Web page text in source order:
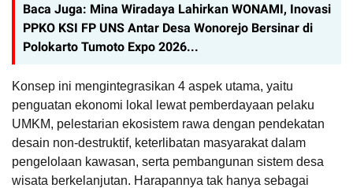
Baca Juga: Mina Wiradaya Lahirkan WONAMI, Inovasi
PPKO KSI FP UNS Antar Desa Wonorejo Bersinar di
Polokarto Tumoto Expo 2026...
Konsep ini mengintegrasikan 4 aspek utama, yaitu
penguatan ekonomi lokal lewat pemberdayaan pelaku
UMKM, pelestarian ekosistem rawa dengan pendekatan
desain non-destruktif, keterlibatan masyarakat dalam
pengelolaan kawasan, serta pembangunan sistem desa
wisata berkelanjutan. Harapannya tak hanya sebagai